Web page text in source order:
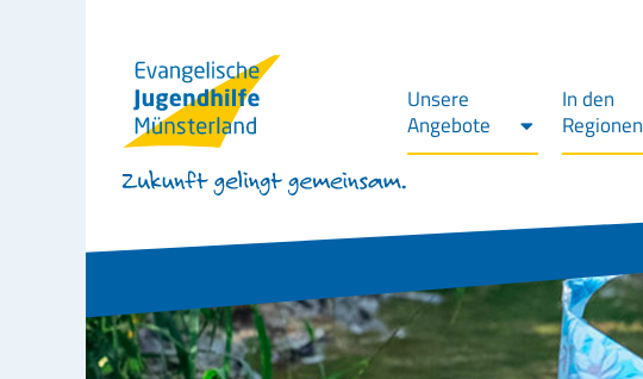
Unsere
Angebote
In den
Regionen